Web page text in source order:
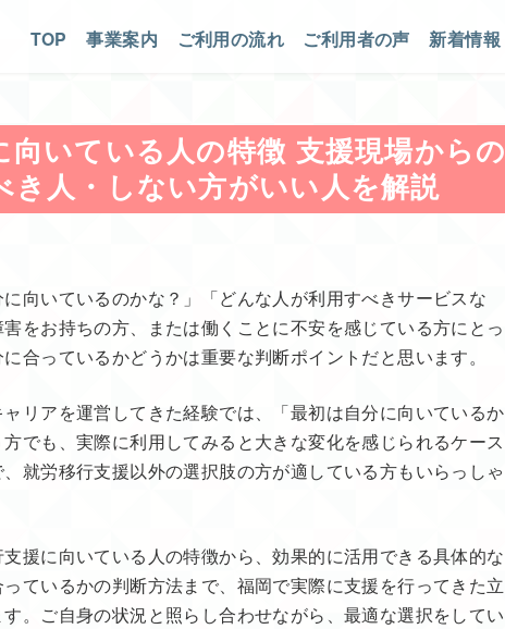
TOP 事業案内 ご利用の流れ ご利用者の声 新着情報
向いている人の特徴 支援現場からの
き人・しない方がいい人を解説
に向いているのかな？」「どんな人が利用すべきサービスな
をお持ちの方、または働くことに不安を感じている方にとっ
合っているかどうかは重要な判断ポイントだと思います。
リアを運営してきた経験では、「最初は自分に向いているか
でも、実際に利用してみると大きな変化を感じられるケース
就労移行支援以外の選択肢の方が適している方もいらっしゃ
援に向いている人の特徴から、効果的に活用できる具体的な
ているかの判断方法まで、福岡で実際に支援を行ってきた立
。ご自身の状況と照らし合わせながら、最適な選択をしてい